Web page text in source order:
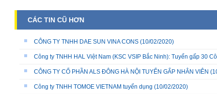
CÁC TIN CŨ HƠN
CÔNG TY TNHH DAE SUN VINA CONS (10/02/2020)
Công ty TNHH HAL Việt Nam (KSC VSIP Bắc Ninh): Tuyển gấp 30
CÔNG TY CỔ PHẦN ALS ĐÔNG HÀ NỘI TUYỂN GẤP NHÂN VIÊN
Công ty TNHH TOMOE VIETNAM tuyển dụng (10/02/2020)